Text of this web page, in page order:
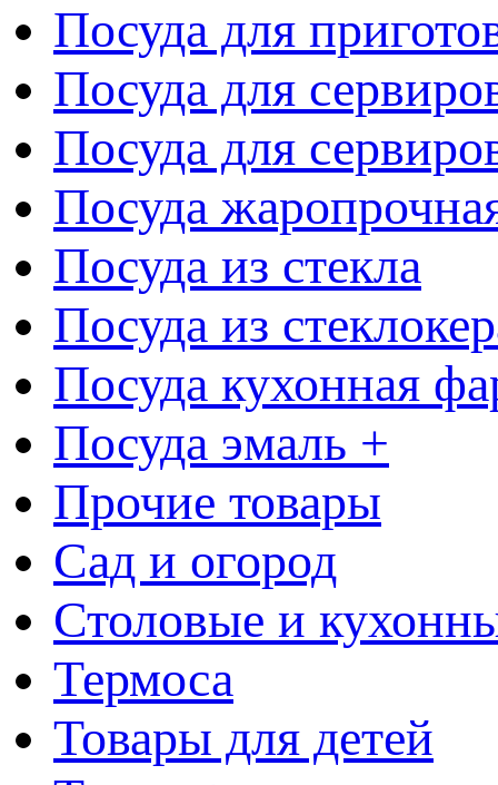
Посуда для
Посуда для
Посуда для
Посуда
Посуда из стекла
Посуда из
Посуда кухонная
Посуда эмаль +
Прочие товары
Сад и огород
Столовые и
Термоса
Товары для детей